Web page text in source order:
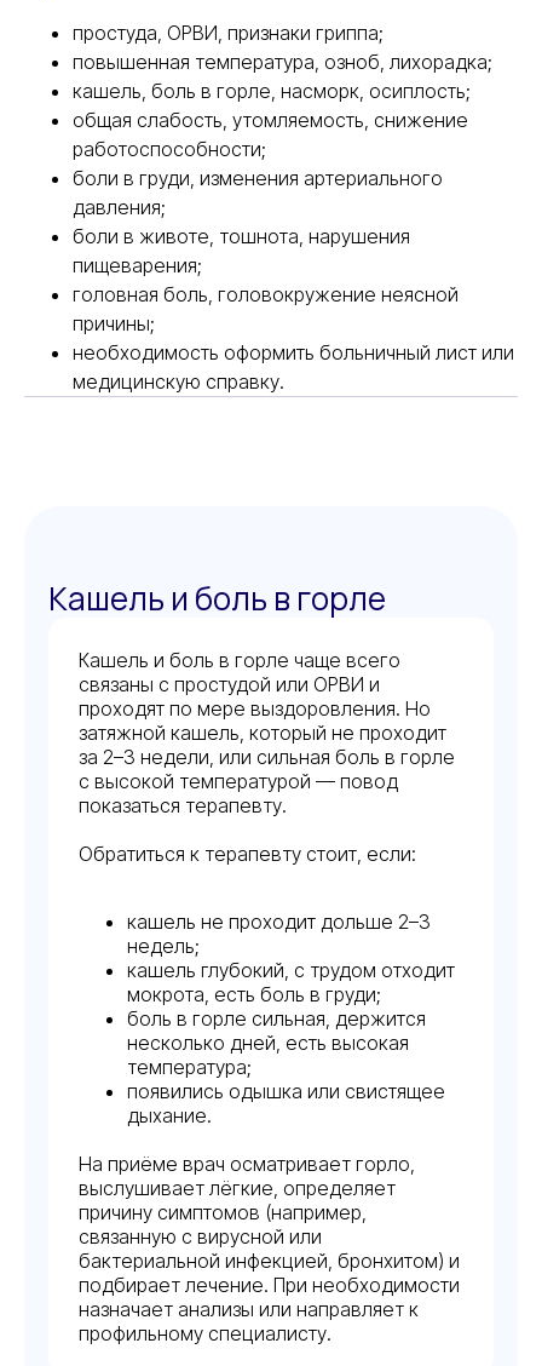
простуда, ОРВИ, признаки гриппа;
повышенная температура, озноб, лихорадка;
кашель, боль в горле, насморк, осиплость;
общая слабость, утомляемость, снижение
работоспособности;
боли в груди, изменения артериального
давления;
боли в животе, тошнота, нарушения
пищеварения;
головная боль, головокружение неясной
причины;
необходимость оформить больничный лист или
медицинскую справку.
Кашель и боль в горле
Кашель и боль в горле чаще всего
связаны с простудой или ОРВИ и
проходят по мере выздоровления. Но
затяжной кашель, который не проходит
за 2–3 недели, или сильная боль в горле
с высокой температурой — повод
показаться терапевту.
Обратиться к терапевту стоит, если:
кашель не проходит дольше 2–3
недель;
кашель глубокий, с трудом отходит
мокрота, есть боль в груди;
боль в горле сильная, держится
несколько дней, есть высокая
температура;
появились одышка или свистящее
дыхание.
На приёме врач осматривает горло,
выслушивает лёгкие, определяет
причину симптомов (например,
связанную с вирусной или
бактериальной инфекцией, бронхитом) и
подбирает лечение. При необходимости
назначает анализы или направляет к
профильному специалисту.